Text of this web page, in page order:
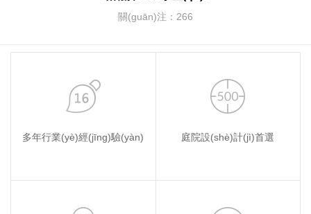
關(guān)注：266
多年行業(yè)經(jīng)驗(yàn) 庭院設(shè)計(jì)首選